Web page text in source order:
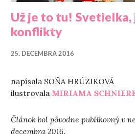
Už je to tu! Svetielka,
konflikty
25. DECEMBRA 2016
napísala SOŇA HRÚZIKOVÁ
ilustrovala MIRIAMA
Článok bol pôvodne publikovný v
decembra 2016.